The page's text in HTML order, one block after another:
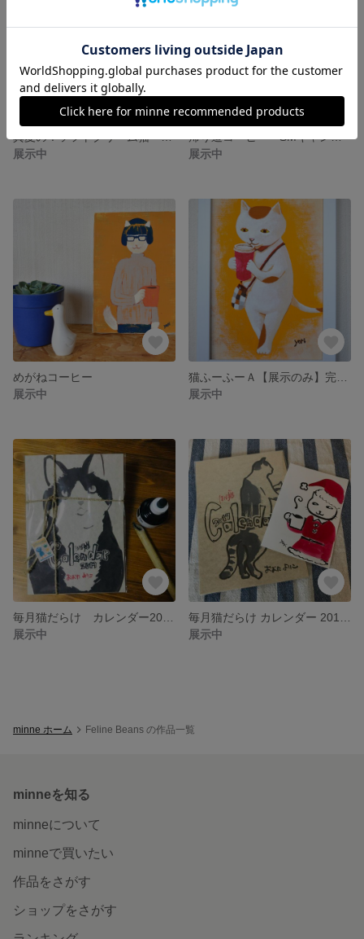
真夏の！ソフトクリーム猫 Tシャツ
展示中
帰り道コーヒー SMキャンバス
展示中
めがねコーヒー
展示中
展示中
展示中
展示中
minne ホーム Feline Beans の作品一覧
minneを知る
minneについて
minneで買いたい
作品をさがす
ショップをさがす